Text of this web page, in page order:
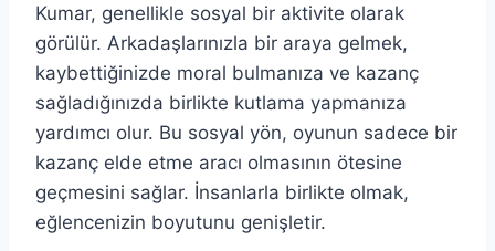
Kumar, genellikle sosyal bir aktivite olarak
görülür. Arkadaşlarınızla bir araya gelmek,
kaybettiğinizde moral bulmanıza ve kazanç
sağladığınızda birlikte kutlama yapmanıza
yardımcı olur. Bu sosyal yön, oyunun sadece bir
kazanç elde etme aracı olmasının ötesine
geçmesini sağlar. İnsanlarla birlikte olmak,
eğlencenizin boyutunu genişletir.